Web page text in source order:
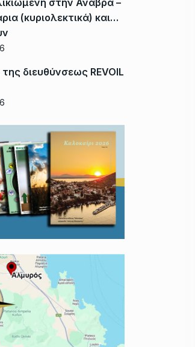
στην Ανάβρα –
(κυριολεκτικά) και…
διευθύνσεως REVOIL